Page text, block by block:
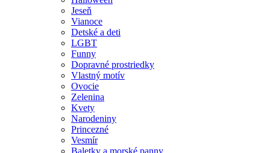
Jeseň
Vianoce
Detské a deti
LGBT
Funny
Dopravné prostriedky
Vlastný motív
Ovocie
Zelenina
Kvety
Narodeniny
Princezné
Vesmír
Baletky a morské panny